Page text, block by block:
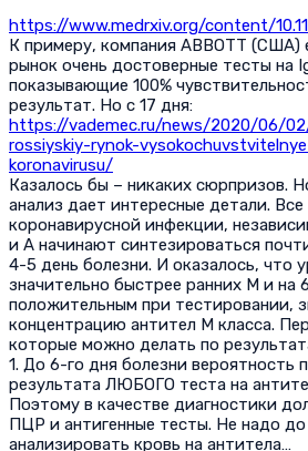
https://www.medrxiv.org/content/
К примеру, компания ABBOTT (США)
рынок очень достоверные тесты на
показывающие 100%
результат. Но с 17 дня:
https://vademec.ru/news/2020/06/
rossiyskiy-rynok-
koronavirusu/
Казалось бы – никаких сюрпризов.
анализ дает интересные детали.
коронавирусной инфекции,
и А начинают синтезироваться
4-5 день болезни. И оказалось, что
значительно быстрее ранних М и на
положительным при тестировании,
концентрацию антител М класса.
которые можно делать по
1. До 6-го дня болезни вероятность
результата ЛЮБОГО теста на
Поэтому в качестве диагностики
ПЦР и антигенные тесты. Не надо
анализировать кровь на антитела…